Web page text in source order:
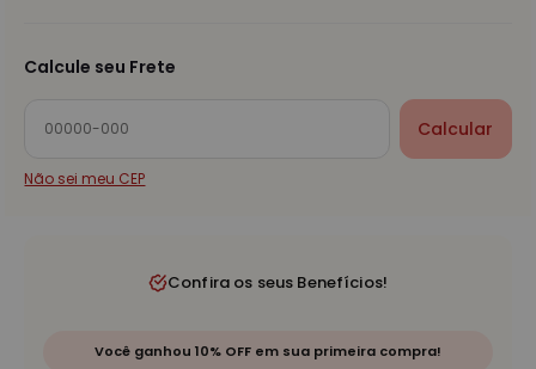
Calcule seu Frete
Calcular
Não sei meu CEP
Confira os seus Benefícios!
Você ganhou 10% OFF em sua primeira compra!